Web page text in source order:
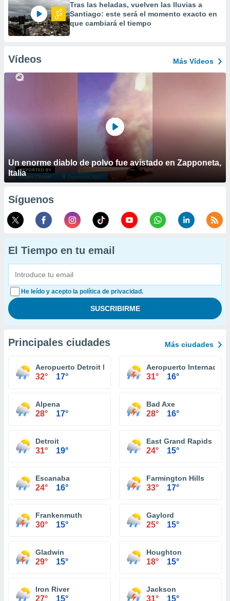
Tras las heladas, vuelven las lluvias a
Santiago: este será el momento exacto en
que cambiará el tiempo
Vídeos Más Vídeos
Un enorme diablo de polvo fue avistado en Zapponeta,
Italia
Síguenos
El Tiempo en tu email
He leído y acepto la política de privacidad.
Principales ciudades Más ciudades
Aeropuerto Detroit Metropolitan Wayne County
32° 17°
Aeropuerto
31° 16°
Alpena
28° 17°
Bad Axe
28° 16°
Detroit
31° 19°
East Grand Rapids
24° 15°
Escanaba
24° 16°
Farmington Hills
33° 17°
Frankenmuth
30° 15°
Gaylord
25° 15°
Gladwin
29° 15°
Houghton
18° 15°
Iron River
27° 15°
Jackson
31° 15°